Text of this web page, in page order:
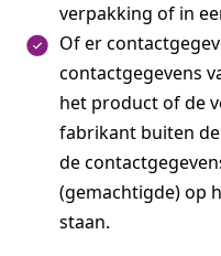
verpakking of in
Of er
contactgegevens
het product of de
fabrikant buiten de
de
(gemachtigde) op
staan.